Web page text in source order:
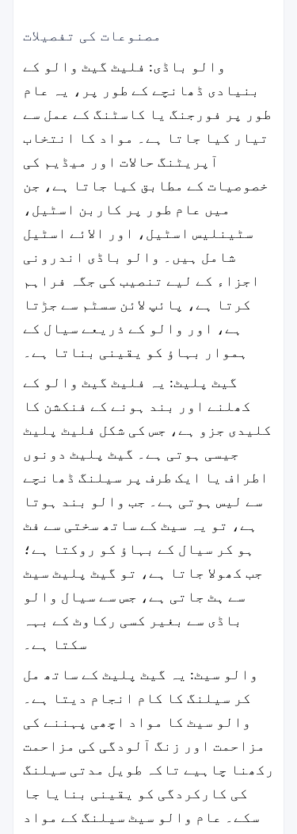
مصنوعات کی تفصیلات
والو باڈی: فلیٹ گیٹ والو کے
بنیادی ڈھانچے کے طور پر، یہ عام
طور پر فورجنگ یا کاسٹنگ کے عمل سے
تیار کیا جاتا ہے۔ مواد کا انتخاب
آپریٹنگ حالات اور میڈیم کی
خصوصیات کے مطابق کیا جاتا ہے، جن
میں عام طور پر کاربن اسٹیل،
سٹینلیس اسٹیل، اور الائے اسٹیل
شامل ہیں۔ والو باڈی اندرونی
اجزاء کے لیے تنصیب کی جگہ فراہم
کرتا ہے، پائپ لائن سسٹم سے جڑتا
ہے، اور والو کے ذریعے سیال کے
ہموار بہاؤ کو یقینی بناتا ہے۔
گیٹ پلیٹ: یہ فلیٹ گیٹ والو کے
کھلنے اور بند ہونے کے فنکشن کا
کلیدی جزو ہے، جس کی شکل فلیٹ پلیٹ
جیسی ہوتی ہے۔ گیٹ پلیٹ دونوں
اطراف یا ایک طرف پر سیلنگ ڈھانچے
سے لیس ہوتی ہے۔ جب والو بند ہوتا
ہے، تو یہ سیٹ کے ساتھ سختی سے فٹ
ہو کر سیال کے بہاؤ کو روکتا ہے؛
جب کھولا جاتا ہے، تو گیٹ پلیٹ سیٹ
سے ہٹ جاتی ہے، جس سے سیال والو
باڈی سے بغیر کسی رکاوٹ کے بہہ
سکتا ہے۔
والو سیٹ: یہ گیٹ پلیٹ کے ساتھ مل
کر سیلنگ کا کام انجام دیتا ہے۔
والو سیٹ کا مواد اچھی پہننے کی
مزاحمت اور زنگ آلودگی کی مزاحمت
رکھنا چاہیے تاکہ طویل مدتی سیلنگ
کی کارکردگی کو یقینی بنایا جا
سکے۔ عام والو سیٹ سیلنگ کے مواد